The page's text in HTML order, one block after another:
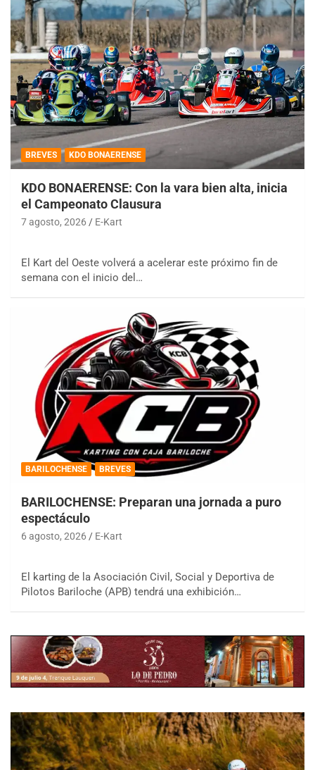
BREVES KDO BONAERENSE
KDO BONAERENSE: Con la vara bien alta, inicia
el Campeonato Clausura
7 agosto, 2026 E-Kart
El Kart del Oeste volverá a acelerar este próximo fin de
semana con el inicio del…
BARILOCHENSE BREVES
BARILOCHENSE: Preparan una jornada a puro
espectáculo
6 agosto, 2026 E-Kart
El karting de la Asociación Civil, Social y Deportiva de
Pilotos Bariloche (APB) tendrá una exhibición…